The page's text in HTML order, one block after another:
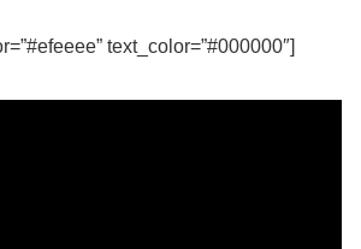
text_color=”#000000″]